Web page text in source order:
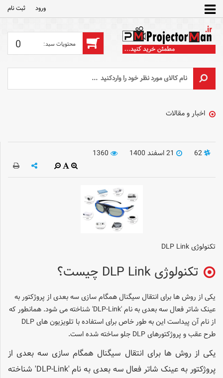
ورود ثبت‌ نام
0
اخبار و مقالات
62 21 اسفند 1400 1360
تکنولوژی DLP Link
تکنولوژی DLP Link چیست؟
یکی از روش ها برای انتقال سیگنال همگام سازی سه بعدی از پروژکتور به
عینک شاتر فعال سه بعدی به نام 'DLP-Link' شناخته می شود. همانطور که
از نام آن پیداست این به طور خاص برای استفاده با تلویزیون های DLP
طرح عقب و پروژکتورهای DLP جلو ساخته شده است.
یکی از روش ها برای انتقال سیگنال همگام سازی سه بعدی از
پروژکتور به عینک شاتر فعال سه بعدی به نام 'DLP-Link' شناخته